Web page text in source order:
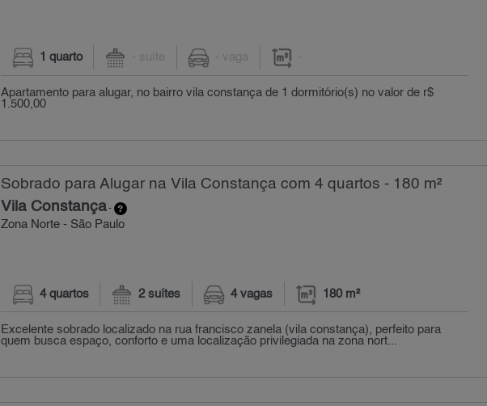
1 quarto - suíte - vaga -
Apartamento para alugar, no bairro vila constança de 1 dormitório(s) no valor de r$
1.500,00
Sobrado para Alugar na Vila Constança com 4 quartos - 180 m²
Vila Constança-
Zona Norte - São Paulo
4 quartos 2 suítes 4 vagas 180 m²
Excelente sobrado localizado na rua francisco zanela (vila constança), perfeito para
quem busca espaço, conforto e uma localização privilegiada na zona nort...